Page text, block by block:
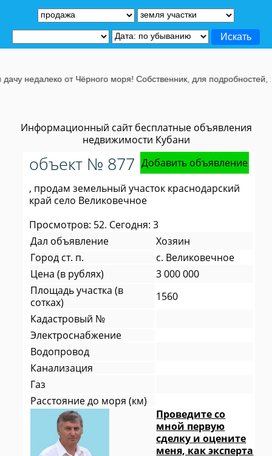
Информационный сайт бесплатные объявления
недвижимости Кубани
Добавить объявление
объект № 877
, продам земельный участок краснодарский
край село Великовечное
Просмотров: 52. Сегодня: 3
Дал объявление
Хозяин
Город ст. п.
с. Великовечное
Цена (в рублях)
3 000 000
Площадь участка (в
сотках)
1560
Кадастровый №
Электроснабжение
Водопровод
Канализация
Газ
Расстояние до моря (км)
Проведите со
мной первую
сделку и оцените
меня, как эксперта
недалеко от Чёрного моря! Собственник, для подробностей,